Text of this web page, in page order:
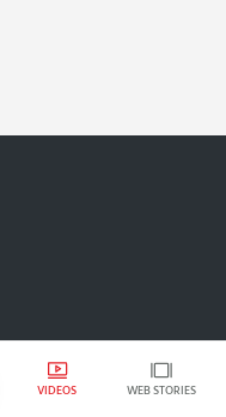
VIDEOS WEB STORIES